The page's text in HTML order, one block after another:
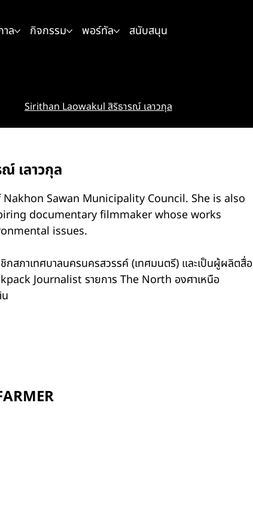
าล กิจกรรม พอร์ทัล สนับสนุน
Sirithan Laowakul สิริธารณ์ เลาวกุล
เลาวกุล
Sawan Municipality Council. She is also
documentary filmmaker whose works
issues.
สภาเทศบาลนครนครสวรรค์ (เทศมนตรี) และเป็นผู้ผลิตสื่อ
Journalist รายการ The North องศาเหนือ